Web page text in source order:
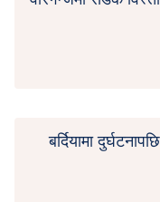
बर्दियामा